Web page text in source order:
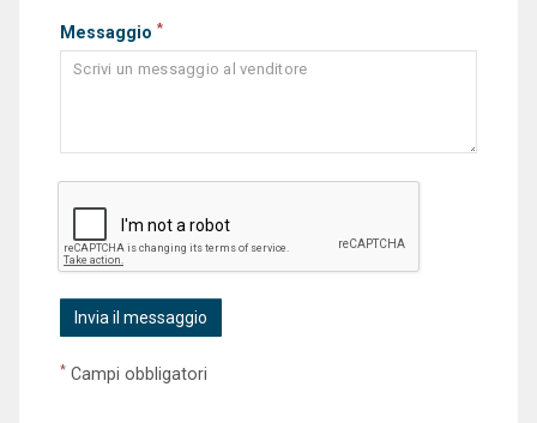
Messaggio*
* Campi obbligatori